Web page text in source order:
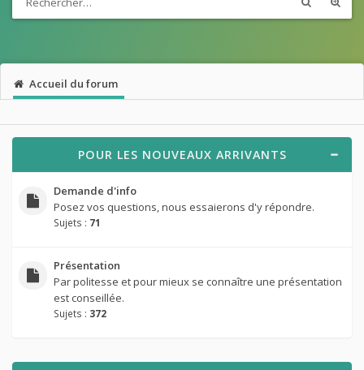
Accueil du forum
POUR LES NOUVEAUX ARRIVANTS
Demande d'info
Posez vos questions, nous essaierons d'y répondre.
Sujets : 71
Présentation
Par politesse et pour mieux se connaître une présentation
est conseillée.
Sujets : 372